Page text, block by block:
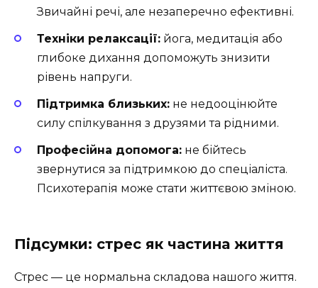
Звичайні речі, але незаперечно ефективні.
Техніки релаксації: йога, медитація або
глибоке дихання допоможуть знизити
рівень напруги.
Підтримка близьких: не недооцінюйте
силу спілкування з друзями та рідними.
Професійна допомога: не бійтесь
звернутися за підтримкою до спеціаліста.
Психотерапія може стати життєвою зміною.
Підсумки: стрес як частина життя
Стрес — це нормальна складова нашого життя.